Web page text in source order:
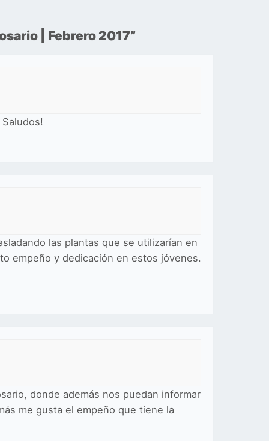
| Febrero 2017”
las plantas que se utilizarían en
empeño y dedicación en estos jóvenes.
donde además nos puedan informar
me gusta el empeño que tiene la